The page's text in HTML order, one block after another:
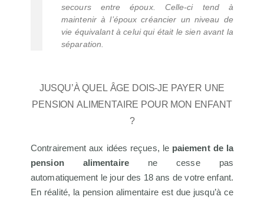
secours entre époux. Celle-ci tend à
maintenir à l’époux créancier un niveau de
vie équivalant à celui qui était le sien avant la
séparation.
Jusqu’à quel âge dois-je payer une
pension alimentaire pour mon enfant
?
Contrairement aux idées reçues, le paiement de la
pension alimentairene cesse pas
automatiquement le jour des 18 ans de votre enfant.
En réalité, la pension alimentaire est due jusqu’à ce